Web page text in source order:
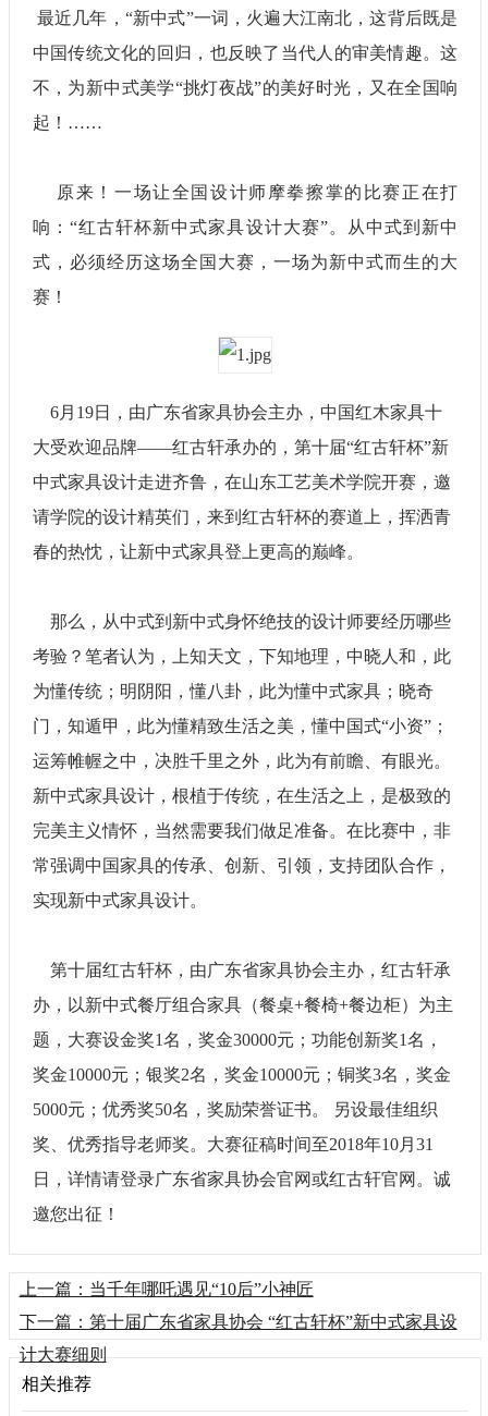
最近几年，“新中式”一词，火遍大江南北，这背后既是
中国传统文化的回归，也反映了当代人的审美情趣。这
不，为新中式美学“挑灯夜战”的美好时光，又在全国响
起！……
原来！一场让全国设计师摩拳擦掌的比赛正在打
响：“红古轩杯新中式家具设计大赛”。从中式到新中
式，必须经历这场全国大赛，一场为新中式而生的大
赛！
6月19日，由广东省家具协会主办，中国红木家具十
大受欢迎品牌——红古轩承办的，第十届“红古轩杯”新
中式家具设计走进齐鲁，在山东工艺美术学院开赛，邀
请学院的设计精英们，来到红古轩杯的赛道上，挥洒青
春的热忱，让新中式家具登上更高的巅峰。
那么，从中式到新中式身怀绝技的设计师要经历哪些
考验？笔者认为，上知天文，下知地理，中晓人和，此
为懂传统；明阴阳，懂八卦，此为懂中式家具；晓奇
门，知遁甲，此为懂精致生活之美，懂中国式“小资”；
运筹帷幄之中，决胜千里之外，此为有前瞻、有眼光。
新中式家具设计，根植于传统，在生活之上，是极致的
完美主义情怀，当然需要我们做足准备。在比赛中，非
常强调中国家具的传承、创新、引领，支持团队合作，
实现新中式家具设计。
第十届红古轩杯，由广东省家具协会主办，红古轩承
办，以新中式餐厅组合家具（餐桌+餐椅+餐边柜）为主
题，大赛设金奖1名，奖金30000元；功能创新奖1名，
奖金10000元；银奖2名，奖金10000元；铜奖3名，奖金
5000元；优秀奖50名，奖励荣誉证书。 另设最佳组织
奖、优秀指导老师奖。大赛征稿时间至2018年10月31
日，详情请登录广东省家具协会官网或红古轩官网。诚
邀您出征！
上一篇：当千年哪吒遇见“10后”小神匠
下一篇：第十届广东省家具协会 “红古轩杯”新中式家具设
计大赛细则
相关推荐